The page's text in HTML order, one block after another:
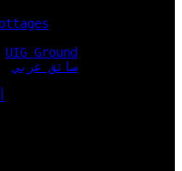
UIG Ground
سائق عربي